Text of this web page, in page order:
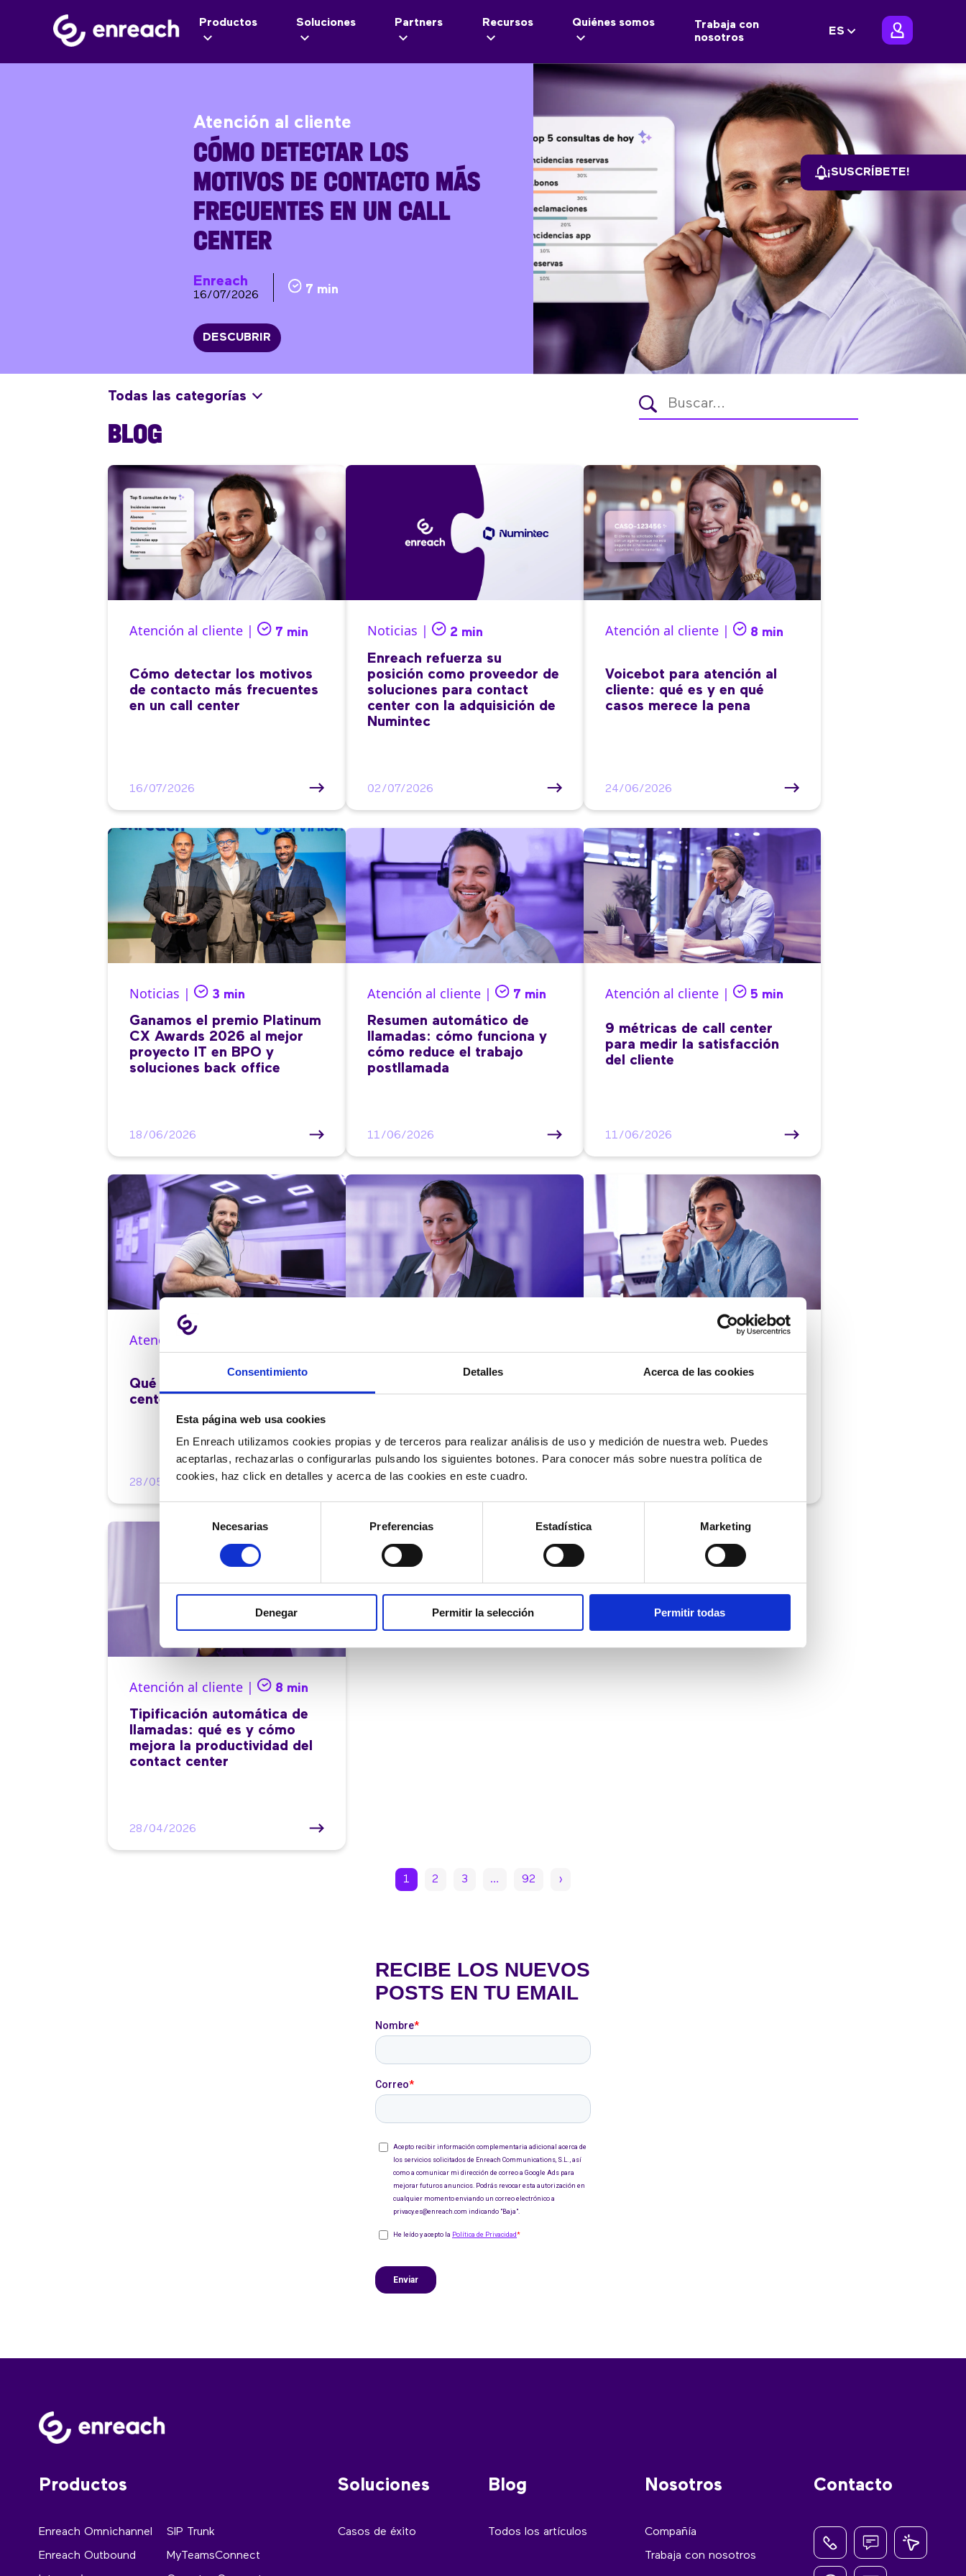
Consentimiento Detalles Acerca de las cookies
Esta página web usa cookies
En Enreach utilizamos cookies propias y de terceros para realizar análisis de uso y medición de nuestra web. Puedes
aceptarlas, rechazarlas o configurarlas pulsando los siguientes botones. Para conocer más sobre nuestra política de
cookies, haz click en detalles y acerca de las cookies en este cuadro.
consentimiento
Necesarias Preferencias Estadística Marketing
Denegar Permitir la selección Permitir todas
Productos Soluciones Partners Recursos Quiénes somos
Trabaja con
nosotros
ES
Atención al cliente
CÓMO DETECTAR LOS
MOTIVOS DE CONTACTO MÁS
FRECUENTES EN UN CALL
CENTER
Enreach
16/07/2026 7 min
DESCUBRIR
Todas las categorías
BLOG
Atención al cliente | 7 min
Cómo detectar los motivos
de contacto más frecuentes
en un call center
16/07/2026
Noticias | 2 min
Enreach refuerza su
posición como proveedor de
soluciones para contact
center con la adquisición de
Numintec
02/07/2026
Atención al cliente | 8 min
Voicebot para atención al
cliente: qué es y en qué
casos merece la pena
24/06/2026
Noticias | 3 min
Ganamos el premio Platinum
CX Awards 2026 al mejor
proyecto IT en BPO y
soluciones back office
18/06/2026
Atención al cliente | 7 min
Resumen automático de
llamadas: cómo funciona y
cómo reduce el trabajo
postllamada
11/06/2026
Atención al cliente | 5 min
9 métricas de call center
para medir la satisfacción
del cliente
11/06/2026
Atención al cliente |
Qué es el FCR en un contact
center y cómo mejorarlo
28/05/2026
Cómo automatizar la
evaluación de llamadas en
12/05/2026
Cómo comprobar si tu
los tiempos de respuesta
Atención al cliente | 8 min
Tipificación automática de
llamadas: qué es y cómo
mejora la productividad del
contact center
28/04/2026
1 2 3 … 92 ›
¡SUSCRÍBETE!
Productos
Enreach Omnichannel
Enreach Outbound
SIP Trunk
MyTeamsConnect
Soluciones
Casos de éxito
Blog
Todos los artículos
Nosotros
Compañía
Trabaja con nosotros
Contacto